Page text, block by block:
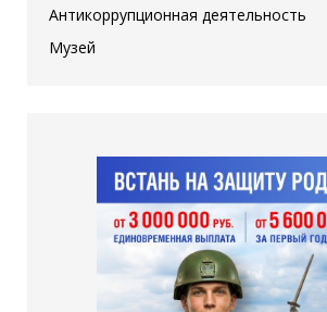
Антикоррупционная деятельность
Музей